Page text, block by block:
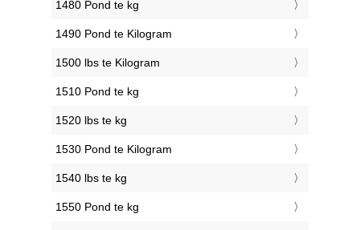
1480 Pond te kg
1490 Pond te Kilogram
1500 lbs te Kilogram
1510 Pond te kg
1520 lbs te kg
1530 Pond te Kilogram
1540 lbs te kg
1550 Pond te kg